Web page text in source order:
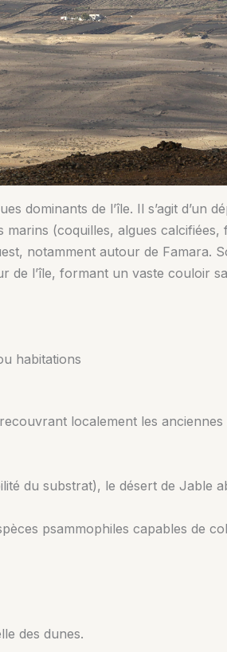
dominants de l’île. Il s’agit d’un
marins (coquilles, algues calcifiées,
notamment autour de Famara.
de l’île, formant un vaste couloir
habitations
localement les
du substrat), le désert de Jable
psammophiles capables de
des dunes.